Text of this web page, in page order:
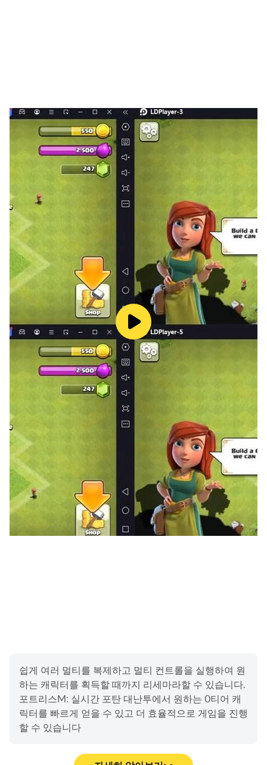
[선택적 접근 권한]
▶사진, 미디어, 파일 사용
이 권한은 게임 업데이트 진행 시 사용되는 권한입니다. 기
타 파일은 수정 또는 편집하지 않습니다.
▶마이크
이 권한은 네이버 카페 SDK를 통해 게임 화면 촬영 시 녹음
을 위해 사용되는 권한입니다.
[접근 권한 철회 방법]
▶ 안드로이드 6.0 이상: 설정 > 앱 > 권한 항목 선택 > 권한
목록 > 접근 권한 동의 또는 철회 선택
▶ 안드로이드 6.0 미만: 운영체제를 업그레이드하여 접근
권한을 철회하거나, 앱을 삭제
※ 앱이 개별 동의 기능을 제공하지 않을 수 있으며 위의 방
법으로 접근 권한을 철회할 수 있습니다.
※ 안드로이드 6.0 미만 버전을 사용하시는 경우에는 선택적
접근 권한을 개별적으로 설정하실 수 없으므로 6.0 이상으
로 업그레이드 하는 것을 권장 드립니다.
필수적 접근 권한 철회 시 리소스 중단 혹은 게임 접속 불가
주소: 서울특별시 강남구 테헤란로77길 13 창조빌딩 2층
영문주소: 2F Changjo Bldg, 13, Teheran-ro 77-gil,
Gangnam-gu, Seoul, Republic of Korea
이메일: reprivacy@ccr.co.kr
쉽게 여러 멀티를 복제하고 멀티 컨트롤을 실행하여 원
하는 캐릭터를 획득할 때까지 리세마라할 수 있습니다.
포트리스M: 실시간 포탄 대난투에서 원하는 0티어 캐
릭터를 빠르게 얻을 수 있고 더 효율적으로 게임을 진행
할 수 있습니다